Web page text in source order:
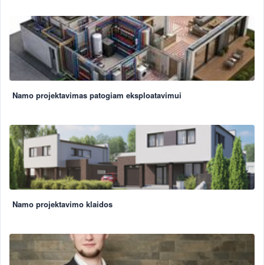
Namo projektavimas patogiam eksploatavimui
Namo projektavimo klaidos